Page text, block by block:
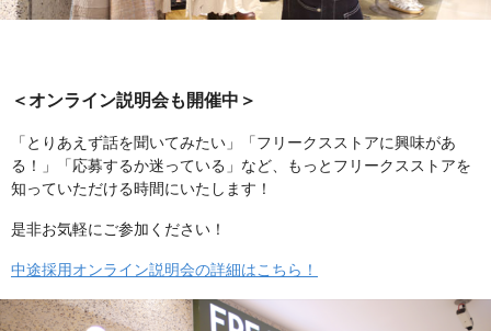
＜オンライン説明会も開催中＞
「とりあえず話を聞いてみたい」「フリークスストアに興味があ
る！」「応募するか迷っている」など、もっとフリークスストアを
知っていただける時間にいたします！
是非お気軽にご参加ください！
中途採用オンライン説明会の詳細はこちら！